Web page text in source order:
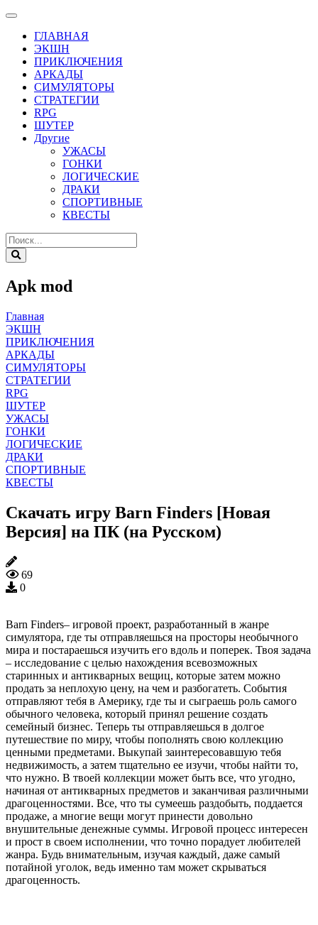
ГЛАВНАЯ
ЭКШН
ПРИКЛЮЧЕНИЯ
АРКАДЫ
СИМУЛЯТОРЫ
СТРАТЕГИИ
RPG
ШУТЕР
Другие
УЖАСЫ
ГОНКИ
ЛОГИЧЕСКИЕ
ДРАКИ
СПОРТИВНЫЕ
КВЕСТЫ
Apk mod
Главная
ЭКШН
ПРИКЛЮЧЕНИЯ
АРКАДЫ
СИМУЛЯТОРЫ
СТРАТЕГИИ
RPG
ШУТЕР
УЖАСЫ
ГОНКИ
ЛОГИЧЕСКИЕ
ДРАКИ
СПОРТИВНЫЕ
КВЕСТЫ
Скачать игру Barn Finders [Новая
Версия] на ПК (на Русском)
69
0
Barn Finders– игровой проект, разработанный в жанре
симулятора, где ты отправляешься на просторы необычного
мира и постараешься изучить его вдоль и поперек. Твоя задача
– исследование с целью нахождения всевозможных
старинных и антикварных вещиц, которые затем можно
продать за неплохую цену, на чем и разбогатеть. События
отправляют тебя в Америку, где ты и сыграешь роль самого
обычного человека, который принял решение создать
семейный бизнес. Теперь ты отправляешься в долгое
путешествие по миру, чтобы пополнять свою коллекцию
ценными предметами. Выкупай заинтересовавшую тебя
недвижимость, а затем тщательно ее изучи, чтобы найти то,
что нужно. В твоей коллекции может быть все, что угодно,
начиная от антикварных предметов и заканчивая различными
драгоценностями. Все, что ты сумеешь раздобыть, поддается
продаже, а многие вещи могут принести довольно
внушительные денежные суммы. Игровой процесс интересен
и прост в своем исполнении, что точно порадует любителей
жанра. Будь внимательным, изучая каждый, даже самый
потайной уголок, ведь именно там может скрываться
драгоценность.